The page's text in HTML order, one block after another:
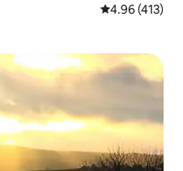
Penarafan
4.96 (413)